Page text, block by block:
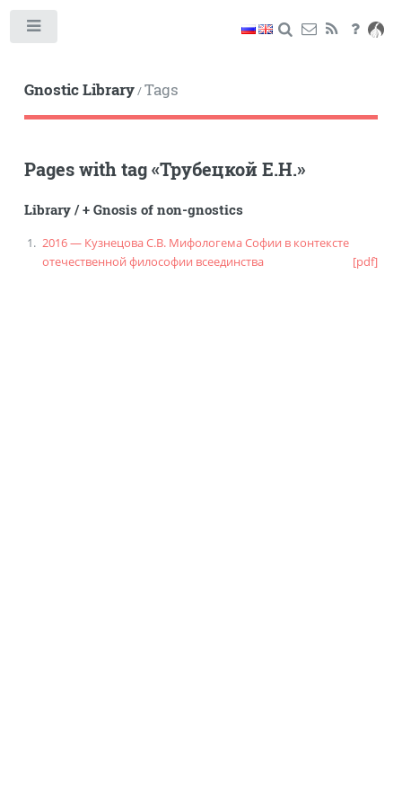
Gnostic Library/Tags
Pages with tag«Трубецкой Е.Н.»
Library/+ Gnosis of non-gnostics
2016 — Кузнецова С.В. Мифологема Софии в контексте
отечественной философии всеединства
[pdf]